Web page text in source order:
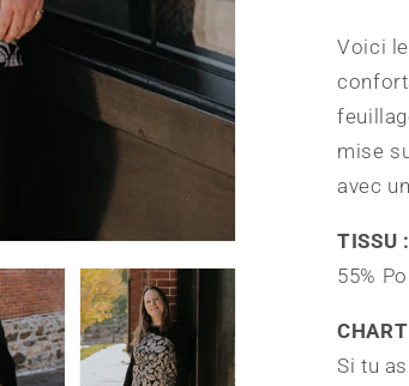
Voici
mise
avec
TISSU :
55%
Si tu